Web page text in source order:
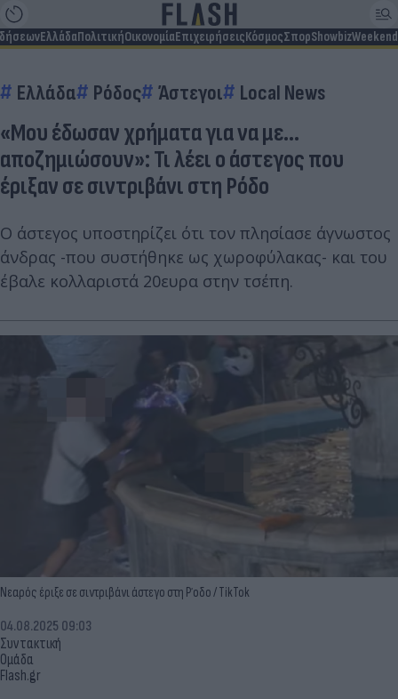
ΕλλάδαΠολιτικήΟικονομίαΕπιχειρήσειςΚόσμοςΣπορShowbizWeekend
Ελλάδα Ρόδος Άστεγοι Local News
«Μου έδωσαν χρήματα για να με...
αποζημιώσουν»: Τι λέει ο άστεγος που
έριξαν σε σιντριβάνι στη Ρόδο
Ο άστεγος υποστηρίζει ότι τον πλησίασε άγνωστος
άνδρας -που συστήθηκε ως χωροφύλακας- και του
έβαλε κολλαριστά 20ευρα στην τσέπη.
Νεαρός έριξε σε σιντριβάνι άστεγο στη Ρ΄οδο / TikTok
Συντακτική
Ομάδα
Flash.gr
04.08.2025 09:03